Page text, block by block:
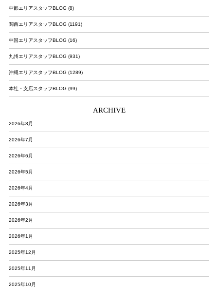
中部エリアスタッフBLOG (8)
関西エリアスタッフBLOG (1191)
中国エリアスタッフBLOG (16)
九州エリアスタッフBLOG (931)
沖縄エリアスタッフBLOG (1289)
本社・支店スタッフBLOG (99)
ARCHIVE
2026年8月
2026年7月
2026年6月
2026年5月
2026年4月
2026年3月
2026年2月
2026年1月
2025年12月
2025年11月
2025年10月